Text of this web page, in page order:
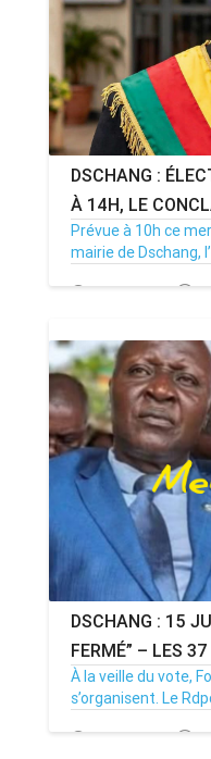
DSCHANG :
À 14H, LE
Prévue à 10h ce
mairie de Dschang,
15/07/26
DSCHANG : 15
FERMÉ” – LES
À la veille du vote,
s’organisent. Le
14/07/26